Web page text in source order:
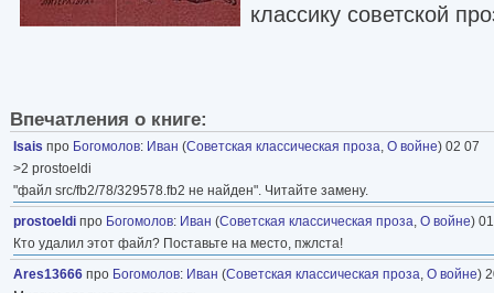
классику советской
Впечатления о книге:
Isais про Богомолов: Иван (Советская классическая проза, О войне) 02 07
>2 prostoeldi
"файл src/fb2/78/329578.fb2 не найден". Читайте замену.
prostoeldi про Богомолов: Иван (Советская классическая проза, О войне)
Кто удалил этот файл? Поставьте на место, пжлста!
Ares13666 про Богомолов: Иван (Советская классическая проза, О войне)